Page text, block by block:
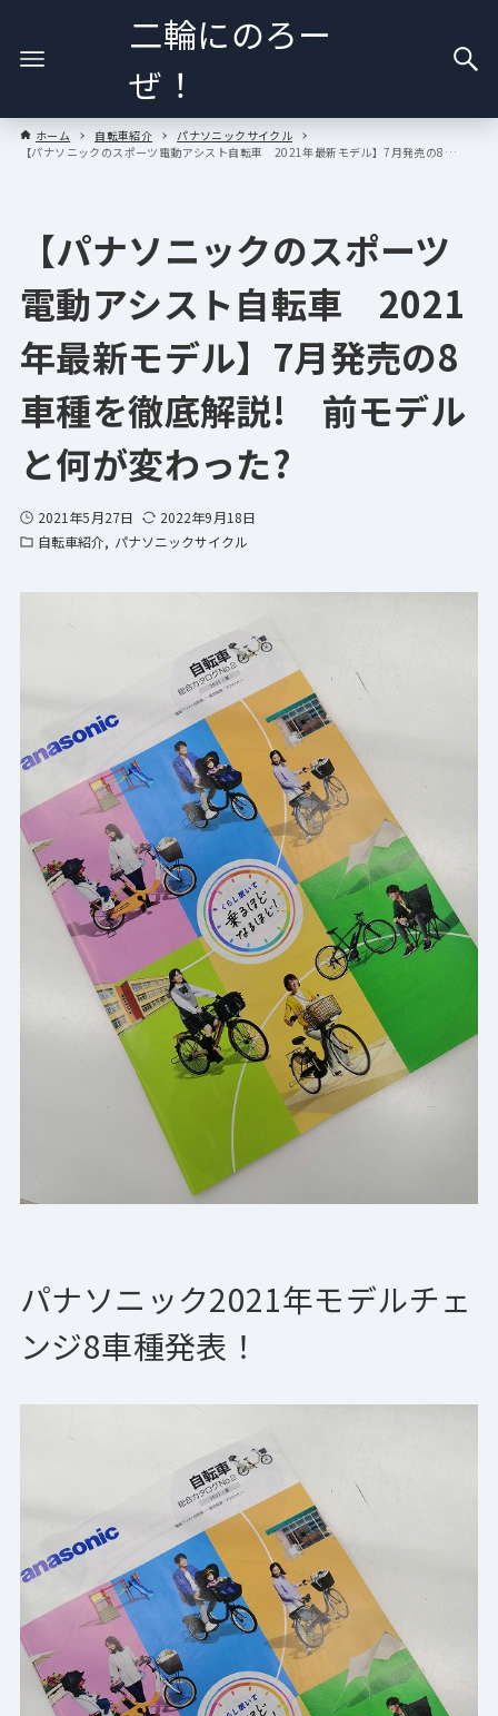
二輪にのろー
ぜ！
ホーム 自転車紹介
パナソニックサイクル
【パナソニックのスポーツ電動アシスト自転車 2021年最新モデル】7月発売の8車種を徹底解説! 前モデルと何が変わった?
【パナソニックのスポーツ
電動アシスト自転車 2021
年最新モデル】7月発売の8
車種を徹底解説! 前モデル
と何が変わった?
2021年5月27日
2022年9月18日
自転車紹介
パナソニックサイクル
パナソニック2021年モデルチェ
ンジ8車種発表！